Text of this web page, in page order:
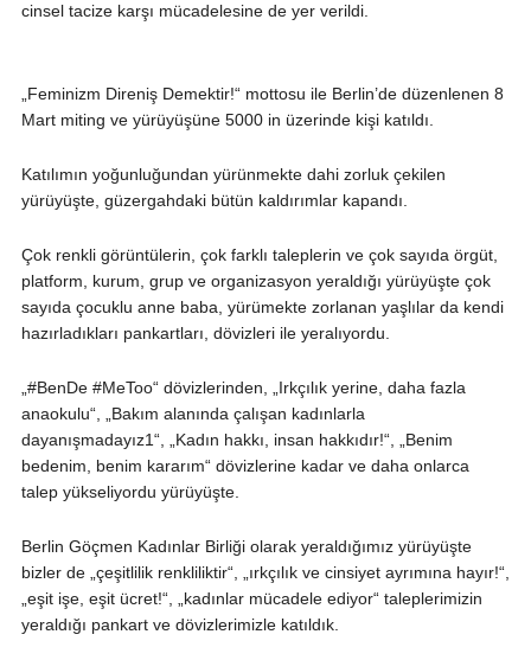
cinsel tacize karşı mücadelesine de yer verildi.
„Feminizm Direniş Demektir!“ mottosu ile Berlin’de düzenlenen 8
Mart miting ve yürüyüşüne 5000 in üzerinde kişi katıldı.
Katılımın yoğunluğundan yürünmekte dahi zorluk çekilen
yürüyüşte, güzergahdaki bütün kaldırımlar kapandı.
Çok renkli görüntülerin, çok farklı taleplerin ve çok sayıda örgüt,
platform, kurum, grup ve organizasyon yeraldığı yürüyüşte çok
sayıda çocuklu anne baba, yürümekte zorlanan yaşlılar da kendi
hazırladıkları pankartları, dövizleri ile yeralıyordu.
„#BenDe #MeToo“ dövizlerinden, „Irkçılık yerine, daha fazla
anaokulu“, „Bakım alanında çalışan kadınlarla
dayanışmadayız1“, „Kadın hakkı, insan hakkıdır!“, „Benim
bedenim, benim kararım“ dövizlerine kadar ve daha onlarca
talep yükseliyordu yürüyüşte.
Berlin Göçmen Kadınlar Birliği olarak yeraldığımız yürüyüşte
bizler de „çeşitlilik renkliliktir“, „ırkçılık ve cinsiyet ayrımına hayır!“,
„eşit işe, eşit ücret!“, „kadınlar mücadele ediyor“ taleplerimizin
yeraldığı pankart ve dövizlerimizle katıldık.